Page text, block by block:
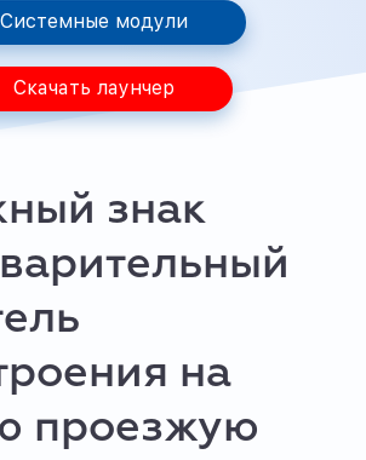
Системные модули
Скачать лаунчер
знак
на
проезжую